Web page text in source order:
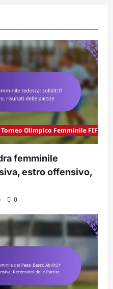
Olimpico Femminile FIFA
femminile
estro offensivo,
0